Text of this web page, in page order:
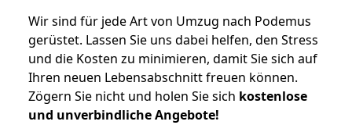
Wir sind für jede Art von Umzug nach Podemus
gerüstet. Lassen Sie uns dabei helfen, den Stress
und die Kosten zu minimieren, damit Sie sich auf
Ihren neuen Lebensabschnitt freuen können.
Zögern Sie nicht und holen Sie sich kostenlose
und unverbindliche Angebote!